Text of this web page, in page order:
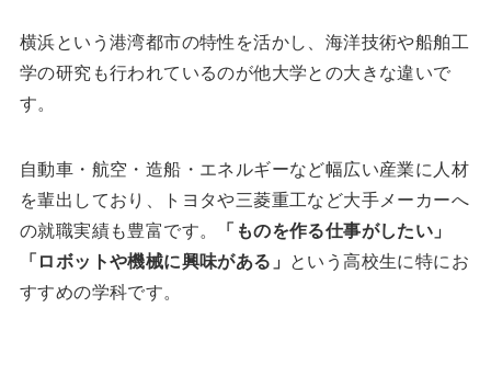
横浜という港湾都市の特性を活かし、海洋技術や船舶工
学の研究も行われているのが他大学との大きな違いで
す。
自動車・航空・造船・エネルギーなど幅広い産業に人材
を輩出しており、トヨタや三菱重工など大手メーカーへ
の就職実績も豊富です。
「ものを作る仕事がしたい」
「ロボットや機械に興味がある」 という高校生に特にお
すすめの学科です。